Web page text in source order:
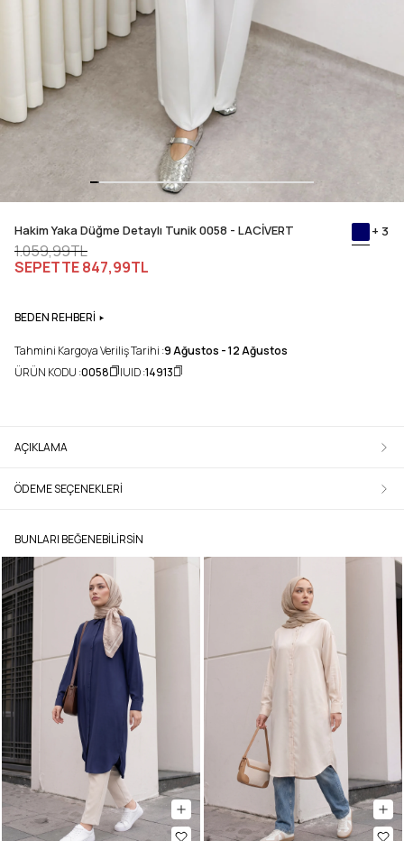
Hakim Yaka Düğme Detaylı Tunik 0058 - LACİVERT + 3
1.059,99TL
SEPETTE847,99TL
BEDEN REHBERİ
Tahmini Kargoya Veriliş Tarihi :9 Ağustos - 12 Ağustos
ÜRÜN KODU :0058 UID :14913
AÇIKLAMA
ÖDEME SEÇENEKLERI
BUNLARI BEĞENEBILIRSIN